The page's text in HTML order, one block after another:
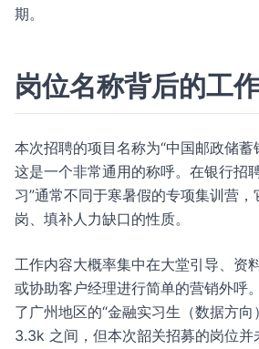
期。
岗位名称背后的工
本次招聘的项目名称为“中国邮政储蓄
这是一个非常通用的称呼。在银行招
习”通常不同于寒暑假的专项集训营
岗、填补人力缺口的性质。
工作内容大概率集中在大堂引导、资
或协助客户经理进行简单的营销外呼
了广州地区的“金融实习生（数据方
3.3k 之间，但本次韶关招募的岗位并